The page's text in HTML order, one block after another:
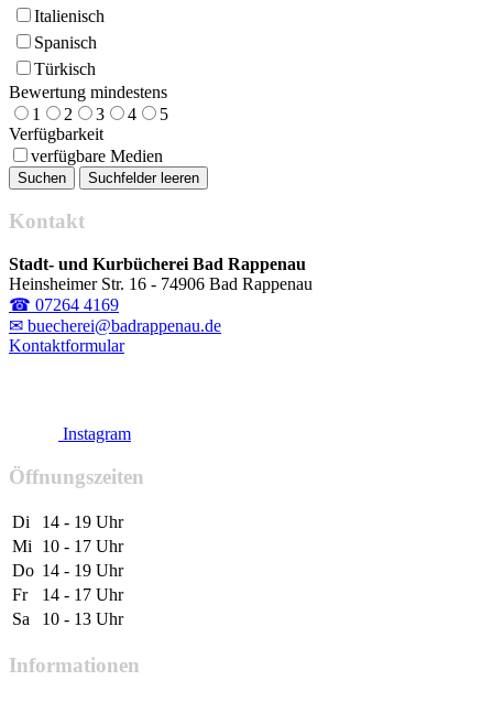
Italienisch
Spanisch
Türkisch
Bewertung mindestens
1
2 3 4
5
Verfügbarkeit
verfügbare Medien
Kontakt
Stadt- und Kurbücherei Bad Rappenau
Heinsheimer Str. 16 - 74906 Bad Rappenau
☎ 07264 4169
✉ buecherei@badrappenau.de
Kontaktformular
Instagram
Öffnungszeiten
Di
14 - 19 Uhr
Mi
10 - 17 Uhr
Do 14 - 19 Uhr
Fr
14 - 17 Uhr
Sa
10 - 13 Uhr
Informationen